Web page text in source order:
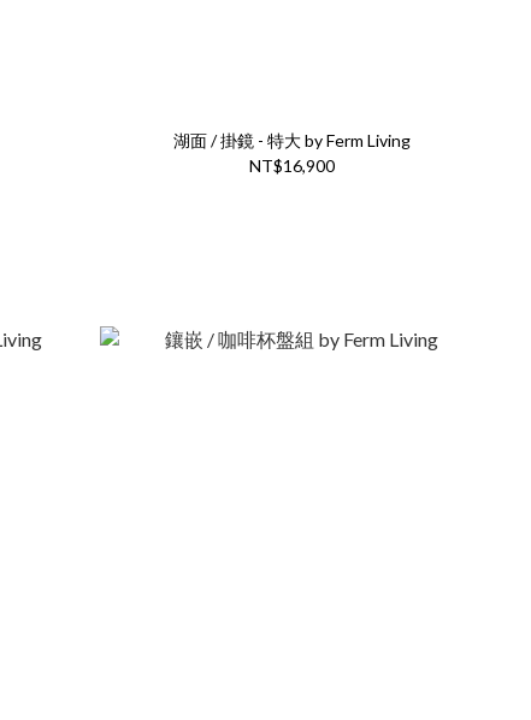
湖面 / 掛鏡 - 特大 by Ferm Living
NT$16,900